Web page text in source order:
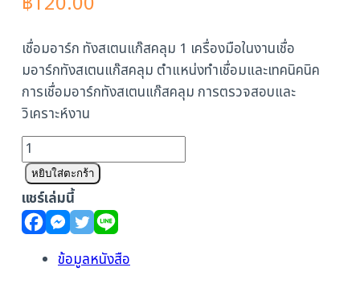
เชื่อมอาร์ก ทังสเตนแก๊สคลุม 1 เครื่องมือในงานเชื่อ
มอาร์กทังสเตนแก๊สคลุม ตำแหน่งทำเชื่อมและเทคนิคนิค
การเชื่อมอาร์กทังสเตนแก๊สคลุม การตรวจสอบและ
วิเคราะห์งาน
จำนวน
เชื่อ
มอาร์ก
ทังสเตน
แก๊ส
คลุม
หยิบใส่ตะกร้า
แชร์เล่มนี้
ข้อมูลหนังสือ